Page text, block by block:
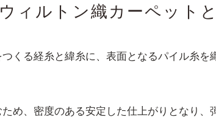
ウィルトン織カーペット
くる経糸と緯糸に、表面となるパイル糸を
め、密度のある安定した仕上がりとなり、